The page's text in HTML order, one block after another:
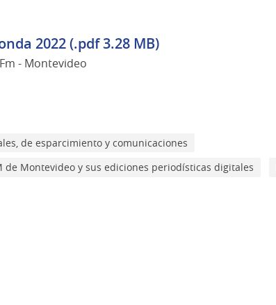
2022 (.pdf 3.28 MB)
- Montevideo
de esparcimiento y comunicaciones
de Montevideo y sus ediciones periodísticas digitales